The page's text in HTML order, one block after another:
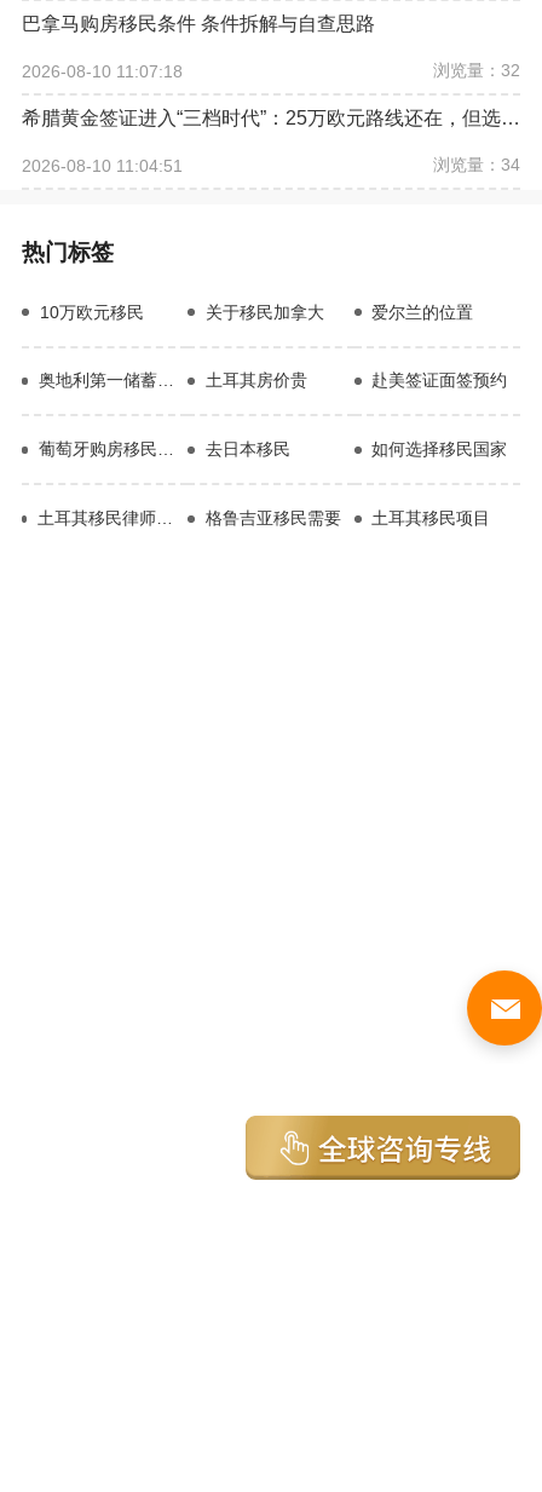
巴拿马购房移民条件 条件拆解与自查思路
2026-08-10 11:07:18 浏览量：32
希腊黄金签证进入“三档时代”：25万欧元路线还在，但选房逻辑已经改变
2026-08-10 11:04:51 浏览量：34
热门标签
10万欧元移民 关于移民加拿大 爱尔兰的位置
奥地利第一储蓄银行 土耳其房价贵 赴美签证面签预约
葡萄牙购房移民流程 去日本移民 如何选择移民国家
土耳其移民律师费标准是多少 格鲁吉亚移民需要 土耳其移民项目